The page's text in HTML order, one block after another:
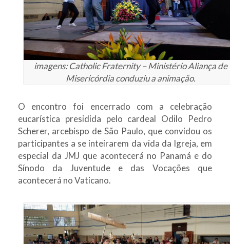
imagens: Catholic Fraternity – Ministério Aliança de
Misericórdia conduziu a animação.
O encontro foi encerrado com a celebração
eucarística presidida pelo cardeal Odilo Pedro
Scherer, arcebispo de São Paulo, que convidou os
participantes a se inteirarem da vida da Igreja, em
especial da JMJ que acontecerá no Panamá e do
Sínodo da Juventude e das Vocações que
acontecerá no Vaticano.